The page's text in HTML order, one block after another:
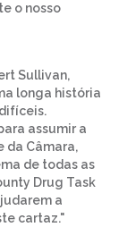
o nosso
Sullivan,
longa história
assumir a
da Câmara,
de todas as
Drug Task
a
cartaz."